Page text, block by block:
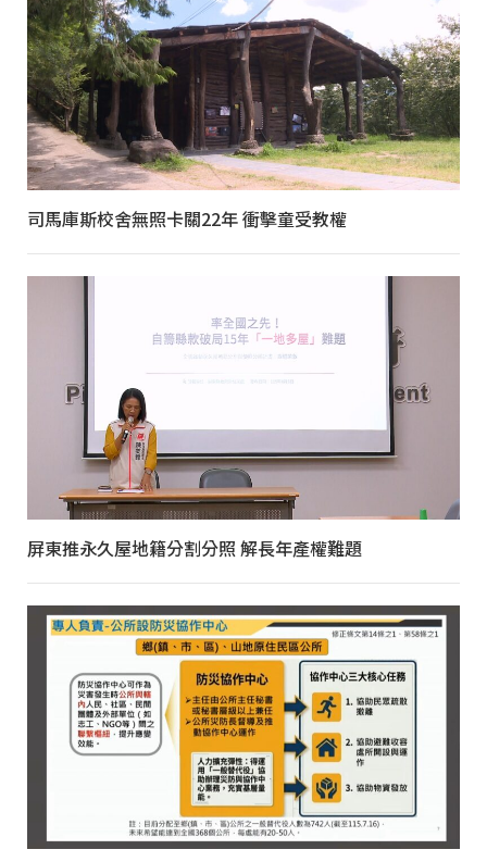
司馬庫斯校舍無照卡關22年 衝擊童受教權
屏東推永久屋地籍分割分照 解長年產權難題